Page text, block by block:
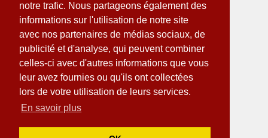
notre trafic. Nous partageons également des
informations sur l'utilisation de notre site
avec nos partenaires de médias sociaux, de
publicité et d'analyse, qui peuvent combiner
celles-ci avec d'autres informations que vous
leur avez fournies ou qu'ils ont collectées
lors de votre utilisation de leurs services.
En savoir plus